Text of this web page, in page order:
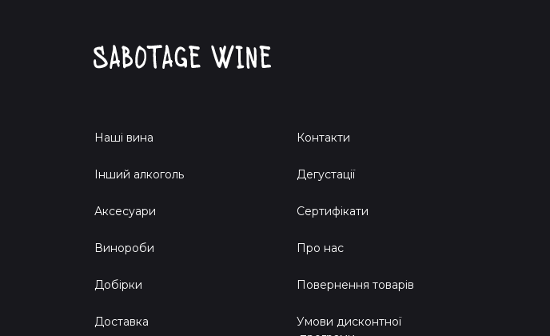
Наші вина
Інший алкоголь
Аксесуари
Винороби
Добірки
Доставка
Контакти
Дегустації
Сертифікати
Про нас
Повернення товарів
Умови дисконтної